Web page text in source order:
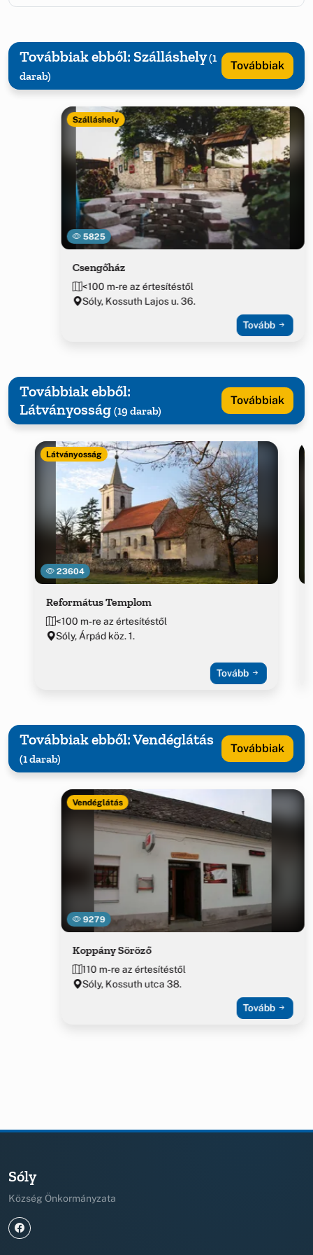
Továbbiak ebből: Szálláshely(1
darab)
Továbbiak
5825
Szálláshely
Csengőház
<100 m-re az értesítéstől
Sóly, Kossuth Lajos u. 36.
Tovább
Továbbiak ebből:
Látványosság (19 darab)
Továbbiak
23604
Látványosság
Református Templom
<100 m-re az értesítéstől
Sóly, Árpád köz. 1.
Tovább
Továbbiak ebből: Vendéglátás
(1 darab)
Továbbiak
9279
Vendéglátás
Koppány Söröző
110 m-re az értesítéstől
Sóly, Kossuth utca 38.
Tovább
Sóly
Község Önkormányzata